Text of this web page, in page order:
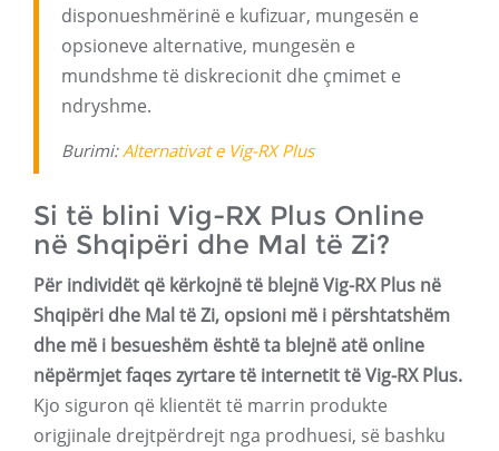
disponueshmërinë e kufizuar, mungesën e
opsioneve alternative, mungesën e
mundshme të diskrecionit dhe çmimet e
ndryshme.
Burimi:Alternativat e Vig-RX Plus
Si të blini Vig-RX Plus Online
në Shqipëri dhe Mal të Zi?
Për individët që kërkojnë të blejnë Vig-RX Plus në
Shqipëri dhe Mal të Zi, opsioni më i përshtatshëm
dhe më i besueshëm është ta blejnë atë online
nëpërmjet faqes zyrtare të internetit të Vig-RX Plus.
Kjo siguron që klientët të marrin produkte
origjinale drejtpërdrejt nga prodhuesi, së bashku